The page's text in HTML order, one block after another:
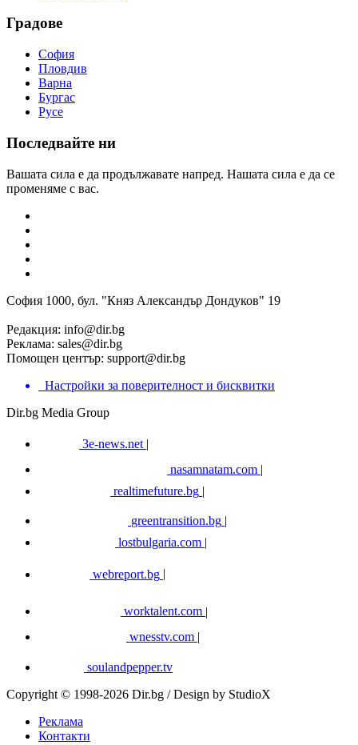
Градове
София
Пловдив
Варна
Бургас
Русе
Последвайте ни
Вашата сила е да продължавате напред. Нашата сила е да се
променяме с вас.
София 1000, бул. "Княз Александър Дондуков" 19
Редакция: info@dir.bg
Реклама: sales@dir.bg
Помощен център: support@dir.bg
Настройки за поверителност и бисквитки
Dir.bg Media Group
3e-news.net |
nasamnatam.com |
realtimefuture.bg |
greentransition.bg |
lostbulgaria.com |
webreport.bg
worktalent.com |
wnesstv.com |
soulandpepper.tv
Copyright © 1998-2026 Dir.bg / Design by StudioX
Реклама
Контакти